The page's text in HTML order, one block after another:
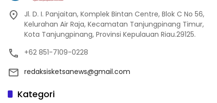
Jl. D. I. Panjaitan, Komplek Bintan Centre, Blok C No 56,
Kelurahan Air Raja, Kecamatan Tanjungpinang Timur,
Kota Tanjungpinang, Provinsi Kepulauan Riau.29125.
+62 851-7109-0228
redaksisketsanews@gmail.com
Kategori